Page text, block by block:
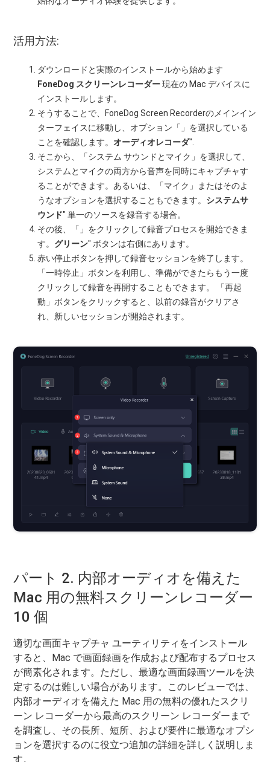
活用方法:
ダウンロードと実際のインストールから始めます
FoneDog スクリーンレコーダー現在の Mac デバイスに
インストールします。
そうすることで、FoneDog Screen Recorderのメインイン
ターフェイスに移動し、オプション「」を選択している
ことを確認します。オーディオレコーダ".
そこから、「システム サウンドとマイク」を選択して、
システムとマイクの両方から音声を同時にキャプチャす
ることができます。あるいは、「マイク」またはそのよ
うなオプションを選択することもできます。 システムサ
ウンド" 単一のソースを録音する場合。
その後、「」をクリックして録音プロセスを開始できま
す。 グリーン" ボタンは右側にあります。
赤い停止ボタンを押して録音セッションを終了します。
「一時停止」ボタンを利用し、準備ができたらもう一度
クリックして録音を再開することもできます。 「再起
動」ボタンをクリックすると、以前の録音がクリアさ
れ、新しいセッションが開始されます。
パート 2. 内部オーディオを備えた
Mac 用の無料スクリーンレコーダー
10 個
適切な画面キャプチャ ユーティリティをインストール
すると、Mac で画面録画を作成および配布するプロセス
が簡素化されます。ただし、最適な画面録画ツールを決
定するのは難しい場合があります。このレビューでは、
内部オーディオを備えた Mac 用の無料の優れたスクリ
ーン レコーダーから最高のスクリーン レコーダーまで
を調査し、その長所、短所、および要件に最適なオプシ
ョンを選択するのに役立つ追加の詳細を詳しく説明しま
す。